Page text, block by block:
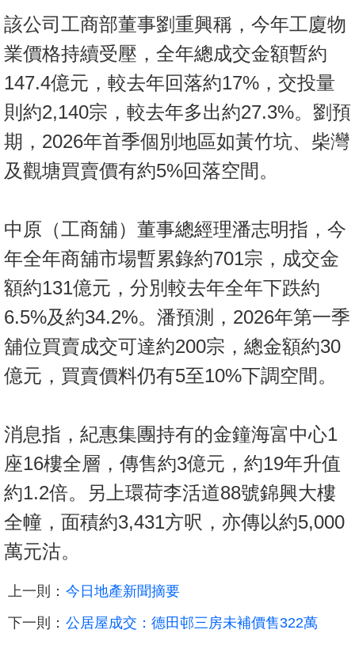
該公司工商部董事劉重興稱，今年工廈物
業價格持續受壓，全年總成交金額暫約
147.4億元，較去年回落約17%，交投量
則約2,140宗，較去年多出約27.3%。劉預
期，2026年首季個別地區如黃竹坑、柴灣
及觀塘買賣價有約5%回落空間。
中原（工商舖）董事總經理潘志明指，今
年全年商舖市場暫累錄約701宗，成交金
額約131億元，分別較去年全年下跌約
6.5%及約34.2%。潘預測，2026年第一季
舖位買賣成交可達約200宗，總金額約30
億元，買賣價料仍有5至10%下調空間。
消息指，紀惠集團持有的金鐘海富中心1
座16樓全層，傳售約3億元，約19年升值
約1.2倍。另上環荷李活道88號錦興大樓
全幢，面積約3,431方呎，亦傳以約5,000
萬元沽。
上一則： 今日地產新聞摘要
下一則： 公居屋成交：德田邨三房未補價售322萬